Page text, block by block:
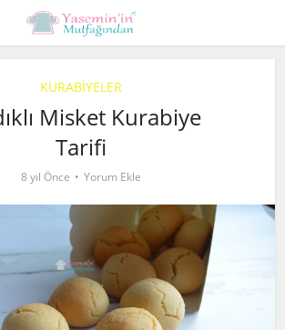
KURABİYELER
Misket Kurabiye
Tarifi
8 yıl Önce Yorum Ekle